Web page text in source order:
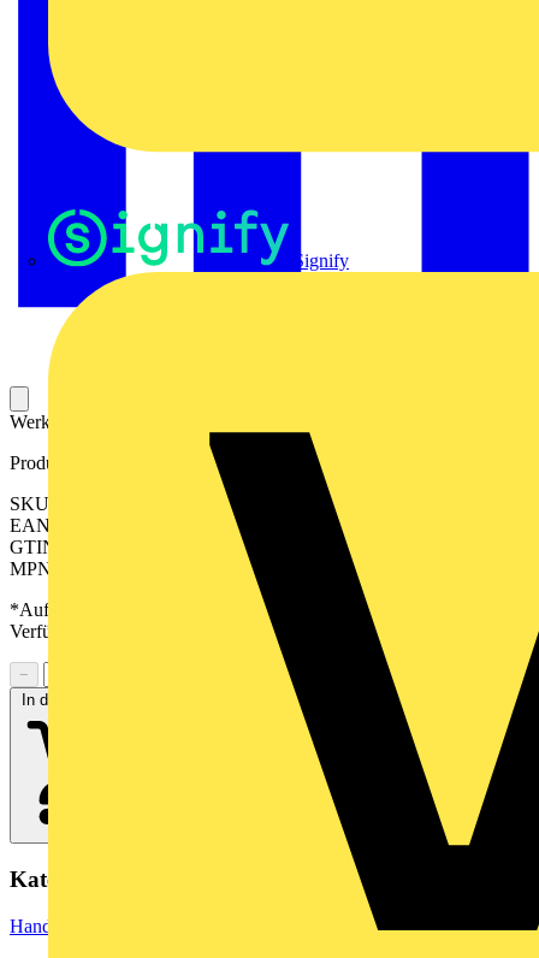
Signify
Werkzeugkoffer bestückt mit unterschiedlichen Handwerkzeugen.
Produktkennzeichen
SKU: 2602270000
EAN: 04050118613087
GTIN: 04050118613087
MPN: PRO CASE 16
*Auf Anfrage verfügbar - bitte in den Warenkorb legen, um
Verfügbarkeit zu prüfen
−
+
In den Warenkorb
Kategorien
Hand- und Elektrowerkzeuge